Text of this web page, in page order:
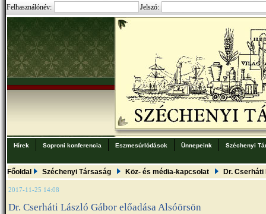
Felhasználónév: Jelszó:
Hírek Soproni konferencia Eszmesúrlódások Ünnepeink Széchenyi
Főoldal Széchenyi Társaság Köz- és média-kapcsolat Dr.
2017-11-25 14:08
Dr. Cserháti László Gábor előadása Alsóörsön